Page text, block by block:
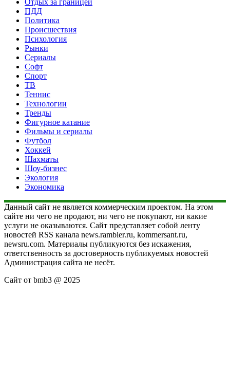
ПДД
Политика
Происшествия
Психология
Рынки
Сериалы
Софт
Спорт
ТВ
Теннис
Технологии
Тренды
Фигурное катание
Фильмы и сериалы
Футбол
Хоккей
Шахматы
Шоу-бизнес
Экология
Экономика
Данный сайт не является коммерческим проектом. На этом
сайте ни чего не продают, ни чего не покупают, ни какие
услуги не оказываются. Сайт представляет собой ленту
новостей RSS канала news.rambler.ru, kommersant.ru,
newsru.com. Материалы публикуются без искажения,
ответственность за достоверность публикуемых новостей
Администрация сайта не несёт.
Сайт от bmb3 @ 2025